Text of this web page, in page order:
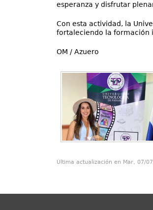
esperanza y disfrutar
Con esta actividad, la
fortaleciendo la formación
OM / Azuero
Última actualización en Mar, 07/